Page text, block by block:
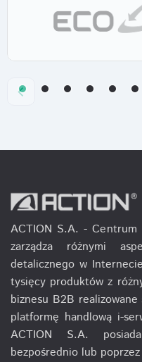
ACTION S.A. -
zarządza różnymi
detalicznego w
tysięcy produktów z
biznesu B2B realizowane
platformę handlową i-
ACTION S.A.
bezpośrednio lub